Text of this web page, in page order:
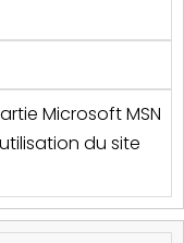
Microsoft MSN
du site